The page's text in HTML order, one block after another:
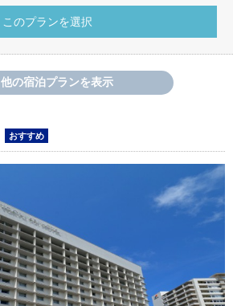
他の宿泊プランを表示
おすすめ